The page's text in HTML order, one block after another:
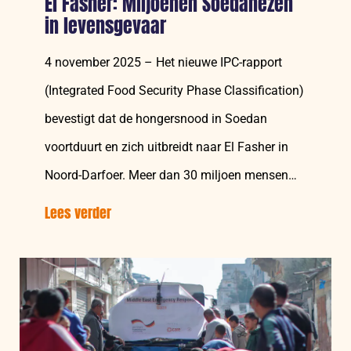
in levensgevaar
4 november 2025 – Het nieuwe IPC-rapport
(Integrated Food Security Phase Classification)
bevestigt dat de hongersnood in Soedan
voortduurt en zich uitbreidt naar El Fasher in
Noord-Darfoer. Meer dan 30 miljoen mensen
Lees verder
breidt
zich
uit
naar
El Fasher: Miljoenen